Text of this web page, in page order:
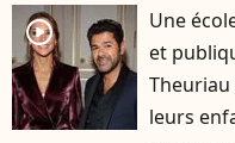
player2
Une
et
leurs